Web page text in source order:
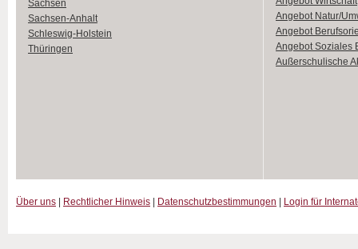
Sachsen
Sachsen-Anhalt
Schleswig-Holstein
Thüringen
Angebot Natur/
Angebot
Angebot Soziales
Außerschulische
Über uns Rechtlicher Hinweis Datenschutzbestimmungen Login für